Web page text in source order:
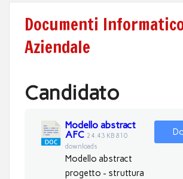
Documenti Informatico
Aziendale
Candidato
Modello abstract
AFC 24.43 KB 810
downloads
Modello abstract
progetto - struttura